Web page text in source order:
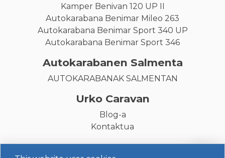
Kamper Benivan 120 UP II
Autokarabana Benimar Mileo 263
Autokarabana Benimar Sport 340 UP
Autokarabana Benimar Sport 346
Autokarabanen Salmenta
AUTOKARABANAK SALMENTAN
Urko Caravan
Blog-a
Kontaktua